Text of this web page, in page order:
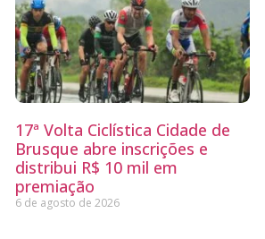
17ª Volta Ciclística Cidade de
Brusque abre inscrições e
distribui R$ 10 mil em
premiação
6 de agosto de 2026